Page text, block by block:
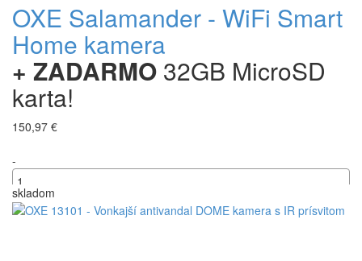
OXE Salamander - WiFi Smart
Home kamera
+ ZADARMO 32GB MicroSD
karta!
150,97 €
-
+
skladom